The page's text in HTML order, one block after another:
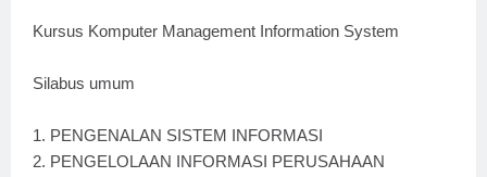
Kursus Komputer Management Information System
Silabus umum
1. PENGENALAN SISTEM INFORMASI
2. PENGELOLAAN INFORMASI PERUSAHAAN